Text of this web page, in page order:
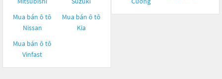
Mua bán ô tô
Nissan
Mua bán ô tô
Kia
Mua bán ô tô
Vinfast